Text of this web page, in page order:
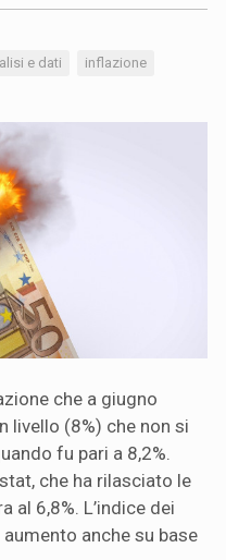
e dati inflazione
che a giugno
livello (8%) che non si
fu pari a 8,2%.
che ha rilasciato le
al 6,8%. L’indice dei
anche su base